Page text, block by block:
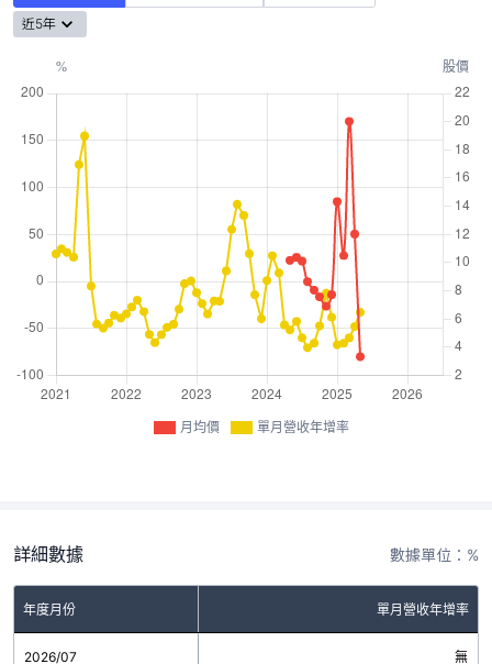
近5年
月均價 單月營收年增率
詳細數據 數據單位：%
年度月份 單月營收年增率
2026/07 無